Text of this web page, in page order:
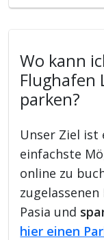
Wo kann
Flughafen
parken?
Unser Ziel ist
einfachste
online zu
Pasia und
hier einen